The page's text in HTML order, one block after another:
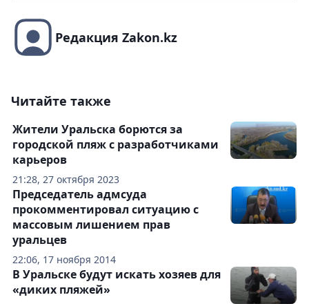
Редакция Zakon.kz
Читайте также
21:28, 27 октября 2023
Жители Уральска борются за
городской пляж с разработчиками
карьеров
22:06, 17 ноября 2014
Председатель адмсуда
прокомментировал ситуацию с
массовым лишением прав
уральцев
В Уральске будут искать хозяев для
«диких пляжей»